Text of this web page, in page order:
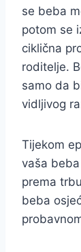
se beba
potom se
ciklična
roditelje.
samo da
vidljivog
Tijekom
vaša
prema
beba